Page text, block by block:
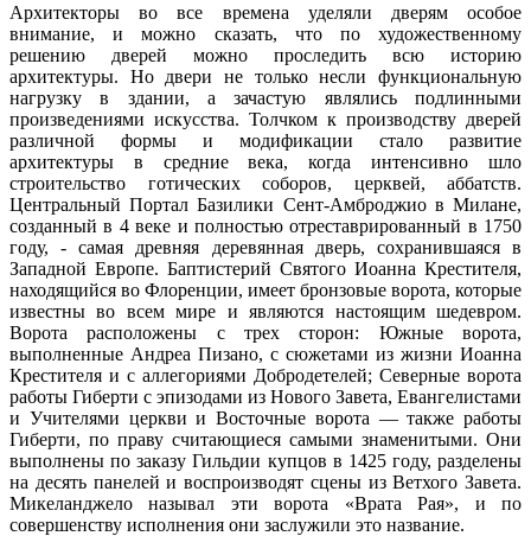
Архитекторы во все времена уделяли дверям особое
внимание, и можно сказать, что по художественному
решению дверей можно проследить всю историю
архитектуры. Но двери не только несли функциональную
нагрузку в здании, а зачастую являлись подлинными
произведениями искусства. Толчком к производству дверей
различной формы и модификации стало развитие
архитектуры в средние века, когда интенсивно шло
строительство готических соборов, церквей, аббатств.
Центральный Портал Базилики Сент-Амброджио в Милане,
созданный в 4 веке и полностью отреставрированный в 1750
году, - самая древняя деревянная дверь, сохранившаяся в
Западной Европе. Баптистерий Святого Иоанна Крестителя,
находящийся во Флоренции, имеет бронзовые ворота, которые
известны во всем мире и являются настоящим шедевром.
Ворота расположены с трех сторон: Южные ворота,
выполненные Андреа Пизано, с сюжетами из жизни Иоанна
Крестителя и с аллегориями Добродетелей; Северные ворота
работы Гиберти с эпизодами из Нового Завета, Евангелистами
и Учителями церкви и Восточные ворота — также работы
Гиберти, по праву считающиеся самыми знаменитыми. Они
выполнены по заказу Гильдии купцов в 1425 году, разделены
на десять панелей и воспроизводят сцены из Ветхого Завета.
Микеланджело называл эти ворота «Врата Рая», и по
совершенству исполнения они заслужили это название.